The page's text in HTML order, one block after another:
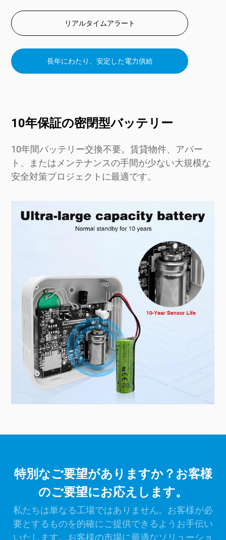
リアルタイムアラート
長年にわたり、安定した電力供給
10年保証の密閉型バッテリー
10年間バッテリー交換不要。賃貸物件、アパー
ト、またはメンテナンスの手間が少ない大規模な
安全対策プロジェクトに最適です。
特別なご要望がありますか？お客様
のご要望にお応えします。
私たちは単なる工場ではありません。お客様が必
要とするものを的確にご提供できるようお手伝い
いたします。お客様の市場に最適なソリューショ